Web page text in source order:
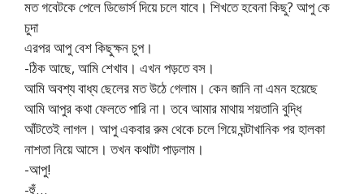
মত গবেটকে পেলে ডিভোর্স দিয়ে চলে যাবে। শিখতে হবেনা কিছু? আপু কে
চুদা
এরপর আপু বেশ কিছুক্ষন চুপ।
-ঠিক আছে, আমি শেখাব। এখন পড়তে বস।
আমি অবশ্য বাধ্য ছেলের মত উঠে গেলাম। কেন জানি না এমন হয়েছে
আমি আপুর কথা ফেলতে পারি না। তবে আমার মাথায় শয়তানি বুদ্ধি
আঁটতেই লাগল। আপু একবার রুম থেকে চলে গিয়ে ঘন্টাখানিক পর হালকা
নাশতা নিয়ে আসে। তখন কথাটা পাড়লাম।
-আপু!
-হুঁ…